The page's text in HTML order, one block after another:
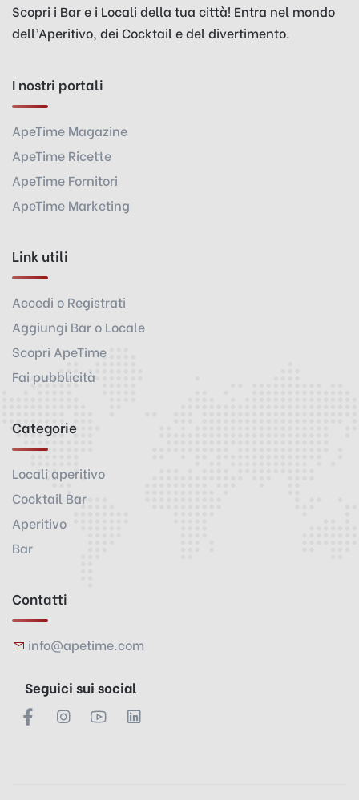
Scopri i Bar e i Locali della tua città! Entra nel mondo
dell’Aperitivo, dei Cocktail e del divertimento.
I nostri portali
ApeTime Magazine
ApeTime Ricette
ApeTime Fornitori
ApeTime Marketing
Link utili
Accedi o Registrati
Aggiungi Bar o Locale
Scopri ApeTime
Fai pubblicità
Categorie
Locali aperitivo
Cocktail Bar
Aperitivo
Bar
Contatti
info@apetime.com
Seguici sui social